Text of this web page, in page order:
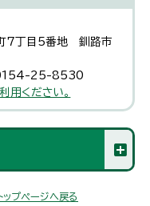
7丁目5番地 釧路市
0154-25-8530
用ください。
ップページへ戻る